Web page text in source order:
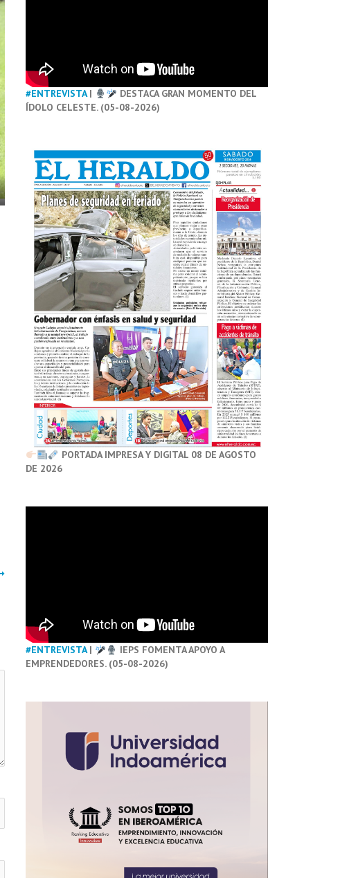
#ENTREVISTA|
DESTACA GRAN MOMENTO DEL
ÍDOLO CELESTE. (05-08-2026)
PORTADA IMPRESA Y DIGITAL 08 DE AGOSTO
DE 2026
#ENTREVISTA|
IEPS FOMENTA APOYO A
EMPRENDEDORES. (05-08-2026)